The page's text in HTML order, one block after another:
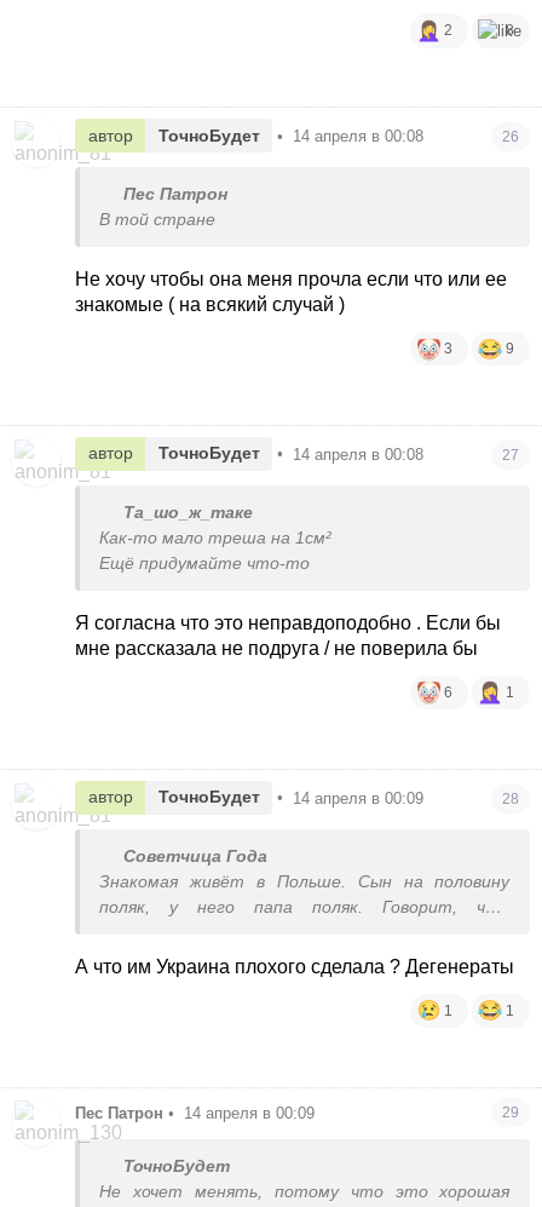
2 8
автор ТочноБудет • 14 апреля в 00:08 26
Пес Патрон
В той стране
Не хочу чтобы она меня прочла если что или ее
знакомые ( на всякий случай )
3 9
автор ТочноБудет • 14 апреля в 00:08 27
Та_шо_ж_таке
Как-то мало треша на 1см²
Ещё придумайте что-то
Я согласна что это неправдоподобно . Если бы
мне рассказала не подруга / не поверила бы
6 1
автор ТочноБудет • 14 апреля в 00:09 28
Советчица Года
Знакомая живёт в Польше. Сын на половину
поляк, у него папа поляк. Говорит, что
Украины.
А что им Украина плохого сделала ? Дегенераты
1 1
Пес Патрон • 14 апреля в 00:09 29
ТочноБудет
Не хочет менять, потому что это хорошая